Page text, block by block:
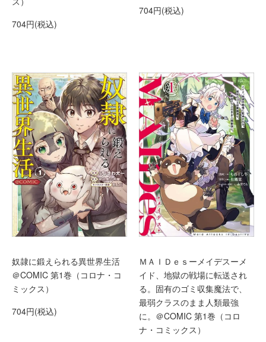
704円(税込)
704円(税込)
奴隷に鍛えられる異世界生活
＠COMIC 第1巻（コロナ・コ
ミックス）
704円(税込)
ＭＡＩＤｅｓーメイデスーメ
イド、地獄の戦場に転送され
る。固有のゴミ収集魔法で、
最弱クラスのまま人類最強
に。＠COMIC 第1巻（コロ
ナ・コミックス）